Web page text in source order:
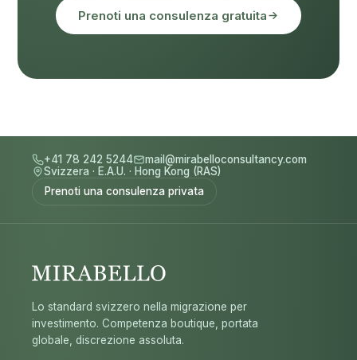
Prenoti una consulenza gratuita
+41 78 242 5244
mail@mirabelloconsultancy.com
Svizzera · E.A.U. · Hong Kong (RAS)
Prenoti una consulenza privata
Lo standard svizzero nella migrazione per
investimento. Competenza boutique, portata
globale, discrezione assoluta.